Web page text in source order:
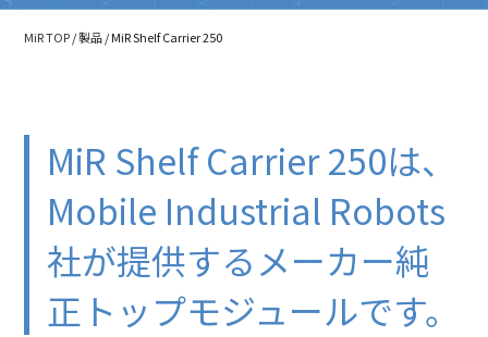
MiR TOP/製品/ MiR Shelf Carrier 250
MiR Shelf Carrier 250は、
Mobile Industrial Robots
社が提供するメーカー純
正トップモジュールです。